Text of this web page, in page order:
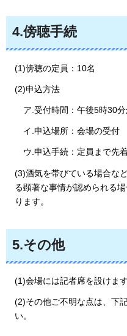
4.傍聴手続
(1)傍聴の定員：10名
(2)申込方法
ア.受付時間：午後5時30
イ.申込場所：会場の受付
ウ.申込手続：定員まで先
(3)酒気を帯びている場合な
る顕著な事情が認められる
ります。
5.その他
(1)会場には記者席を設けます
(2)その他ご不明な点は、下
い。